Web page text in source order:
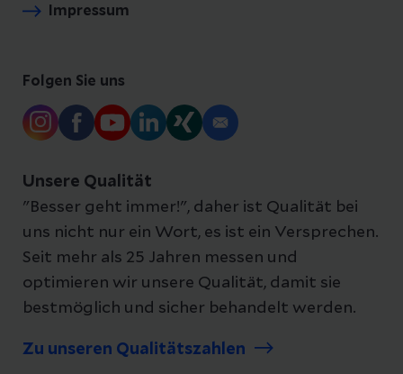
Impressum
Folgen Sie uns
Unsere Qualität
"Besser geht immer!", daher ist Qualität bei
uns nicht nur ein Wort, es ist ein Versprechen.
Seit mehr als 25 Jahren messen und
optimieren wir unsere Qualität, damit sie
bestmöglich und sicher behandelt werden.
Zu unseren Qualitätszahlen